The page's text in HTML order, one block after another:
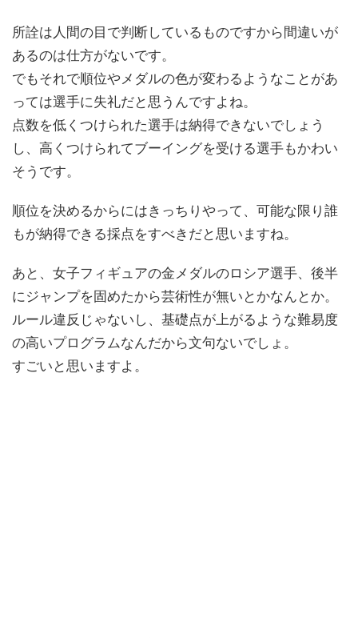
所詮は人間の目で判断しているものですから間違いが
あるのは仕方がないです。
でもそれで順位やメダルの色が変わるようなことがあ
っては選手に失礼だと思うんですよね。
点数を低くつけられた選手は納得できないでしょう
し、高くつけられてブーイングを受ける選手もかわい
そうです。
順位を決めるからにはきっちりやって、可能な限り誰
もが納得できる採点をすべきだと思いますね。
あと、女子フィギュアの金メダルのロシア選手、後半
にジャンプを固めたから芸術性が無いとかなんとか。
ルール違反じゃないし、基礎点が上がるような難易度
の高いプログラムなんだから文句ないでしょ。
すごいと思いますよ。